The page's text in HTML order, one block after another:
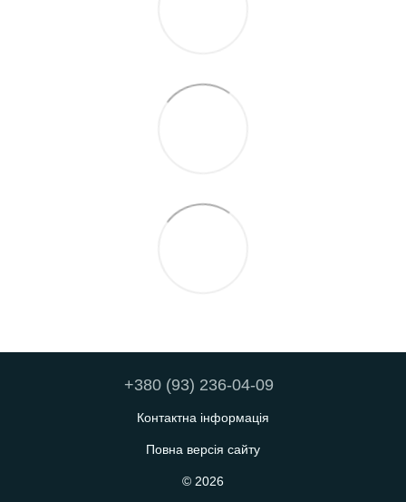
+380 (93) 236-04-09
Контактна інформація
Повна версія сайту
© 2026